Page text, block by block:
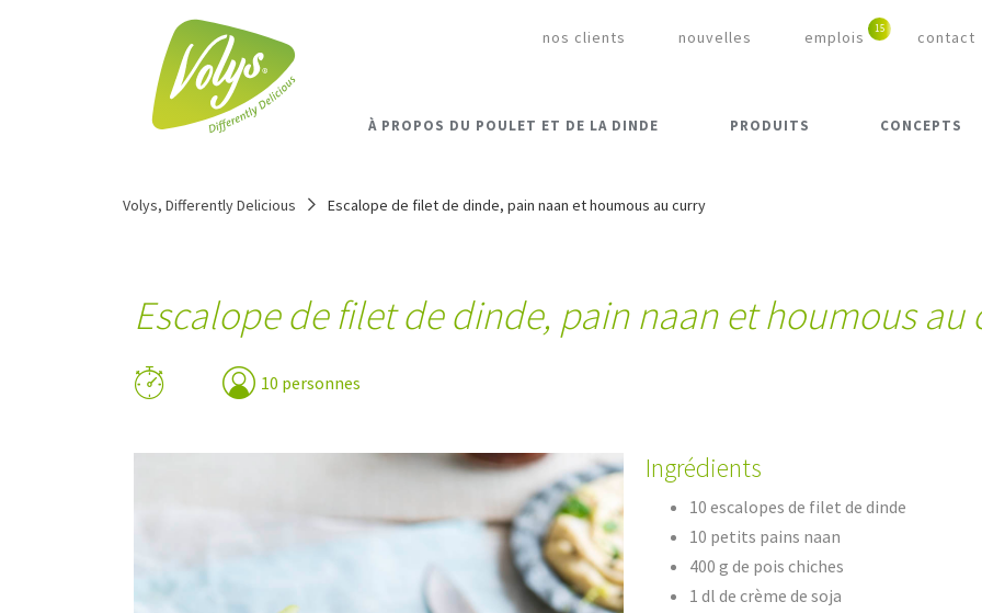
nos clients nouvelles emplois contact
À PROPOS DU POULET ET DE LA DINDE PRODUITS CONCEPTS
Volys, Differently Delicious Escalope de filet de dinde, pain naan et houmous au curry
Escalope de filet de dinde, pain naan et houmous au
10 personnes
Ingrédients
10 escalopes de filet de dinde
10 petits pains naan
400 g de pois chiches
1 dl de crème de soja